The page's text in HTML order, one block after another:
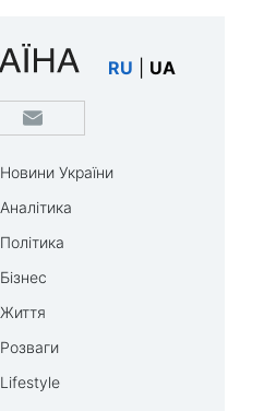
RU UA
Новини України
Аналітика
Політика
Бізнес
Життя
Розваги
Lifestyle